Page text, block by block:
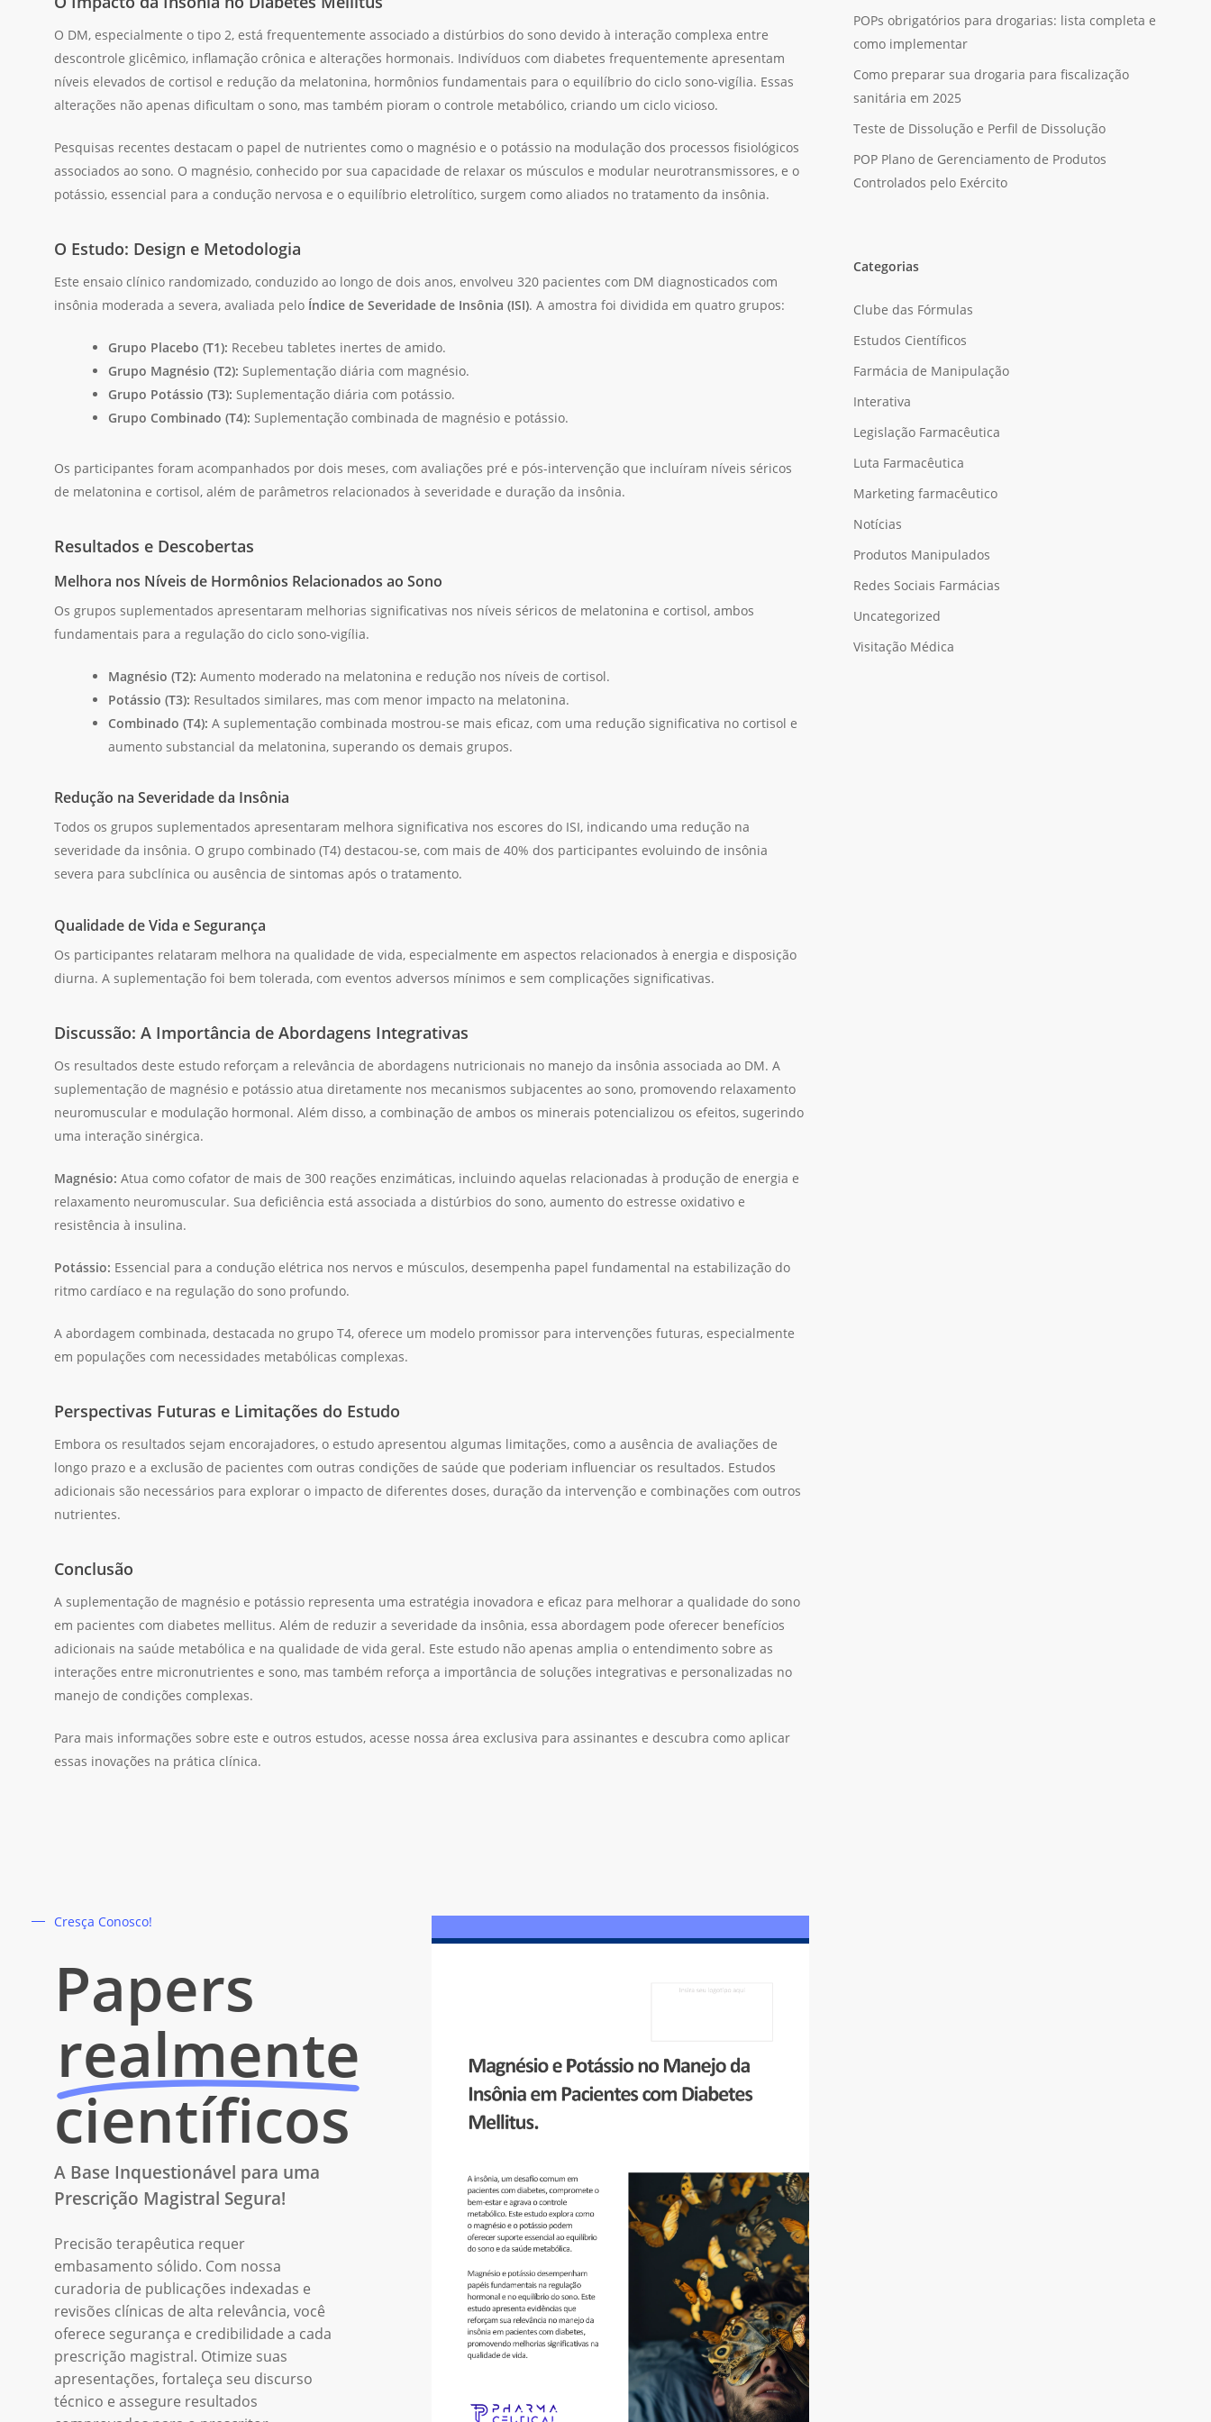
O DM, especialmente o tipo 2, está frequentemente associado a distúrbios do sono devido à interação complexa entre
descontrole glicêmico, inflamação crônica e alterações hormonais. Indivíduos com diabetes frequentemente apresentam
níveis elevados de cortisol e redução da melatonina, hormônios fundamentais para o equilíbrio do ciclo sono-vigília. Essas
alterações não apenas dificultam o sono, mas também pioram o controle metabólico, criando um ciclo vicioso.
Pesquisas recentes destacam o papel de nutrientes como o magnésio e o potássio na modulação dos processos fisiológicos
associados ao sono. O magnésio, conhecido por sua capacidade de relaxar os músculos e modular neurotransmissores, e o
potássio, essencial para a condução nervosa e o equilíbrio eletrolítico, surgem como aliados no tratamento da insônia.
O Estudo: Design e Metodologia
Este ensaio clínico randomizado, conduzido ao longo de dois anos, envolveu 320 pacientes com DM diagnosticados com
insônia moderada a severa, avaliada pelo Índice de Severidade de Insônia (ISI). A amostra foi dividida em quatro grupos:
Grupo Placebo (T1): Recebeu tabletes inertes de amido.
Grupo Magnésio (T2): Suplementação diária com magnésio.
Grupo Potássio (T3): Suplementação diária com potássio.
Grupo Combinado (T4): Suplementação combinada de magnésio e potássio.
Os participantes foram acompanhados por dois meses, com avaliações pré e pós-intervenção que incluíram níveis séricos
de melatonina e cortisol, além de parâmetros relacionados à severidade e duração da insônia.
Resultados e Descobertas
Melhora nos Níveis de Hormônios Relacionados ao Sono
Os grupos suplementados apresentaram melhorias significativas nos níveis séricos de melatonina e cortisol, ambos
fundamentais para a regulação do ciclo sono-vigília.
Magnésio (T2): Aumento moderado na melatonina e redução nos níveis de cortisol.
Potássio (T3): Resultados similares, mas com menor impacto na melatonina.
Combinado (T4): A suplementação combinada mostrou-se mais eficaz, com uma redução significativa no cortisol e
aumento substancial da melatonina, superando os demais grupos.
Redução na Severidade da Insônia
Todos os grupos suplementados apresentaram melhora significativa nos escores do ISI, indicando uma redução na
severidade da insônia. O grupo combinado (T4) destacou-se, com mais de 40% dos participantes evoluindo de insônia
severa para subclínica ou ausência de sintomas após o tratamento.
Qualidade de Vida e Segurança
Os participantes relataram melhora na qualidade de vida, especialmente em aspectos relacionados à energia e disposição
diurna. A suplementação foi bem tolerada, com eventos adversos mínimos e sem complicações significativas.
Discussão: A Importância de Abordagens Integrativas
Os resultados deste estudo reforçam a relevância de abordagens nutricionais no manejo da insônia associada ao DM. A
suplementação de magnésio e potássio atua diretamente nos mecanismos subjacentes ao sono, promovendo relaxamento
neuromuscular e modulação hormonal. Além disso, a combinação de ambos os minerais potencializou os efeitos, sugerindo
uma interação sinérgica.
Magnésio: Atua como cofator de mais de 300 reações enzimáticas, incluindo aquelas relacionadas à produção de energia e
relaxamento neuromuscular. Sua deficiência está associada a distúrbios do sono, aumento do estresse oxidativo e
resistência à insulina.
Potássio: Essencial para a condução elétrica nos nervos e músculos, desempenha papel fundamental na estabilização do
ritmo cardíaco e na regulação do sono profundo.
A abordagem combinada, destacada no grupo T4, oferece um modelo promissor para intervenções futuras, especialmente
em populações com necessidades metabólicas complexas.
Perspectivas Futuras e Limitações do Estudo
Embora os resultados sejam encorajadores, o estudo apresentou algumas limitações, como a ausência de avaliações de
longo prazo e a exclusão de pacientes com outras condições de saúde que poderiam influenciar os resultados. Estudos
adicionais são necessários para explorar o impacto de diferentes doses, duração da intervenção e combinações com outros
nutrientes.
Conclusão
A suplementação de magnésio e potássio representa uma estratégia inovadora e eficaz para melhorar a qualidade do sono
em pacientes com diabetes mellitus. Além de reduzir a severidade da insônia, essa abordagem pode oferecer benefícios
adicionais na saúde metabólica e na qualidade de vida geral. Este estudo não apenas amplia o entendimento sobre as
interações entre micronutrientes e sono, mas também reforça a importância de soluções integrativas e personalizadas no
manejo de condições complexas.
Para mais informações sobre este e outros estudos, acesse nossa área exclusiva para assinantes e descubra como aplicar
essas inovações na prática clínica.
Cresça Conosco!
Papers
realmente
científicos
A Base Inquestionável para uma
Prescrição Magistral Segura!
Precisão terapêutica requer
embasamento sólido. Com nossa
curadoria de publicações indexadas e
revisões clínicas de alta relevância, você
oferece segurança e credibilidade a cada
prescrição magistral. Otimize suas
apresentações, fortaleça seu discurso
técnico e assegure resultados
POPs obrigatórios para drogarias: lista completa e
como implementar
Como preparar sua drogaria para fiscalização
sanitária em 2025
Teste de Dissolução e Perfil de Dissolução
POP Plano de Gerenciamento de Produtos
Controlados pelo Exército
Categorias
Clube das Fórmulas
Estudos Científicos
Farmácia de Manipulação
Interativa
Legislação Farmacêutica
Luta Farmacêutica
Marketing farmacêutico
Notícias
Produtos Manipulados
Redes Sociais Farmácias
Uncategorized
Visitação Médica